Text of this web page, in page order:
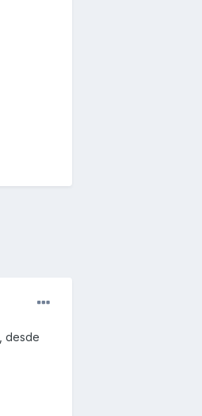
desde